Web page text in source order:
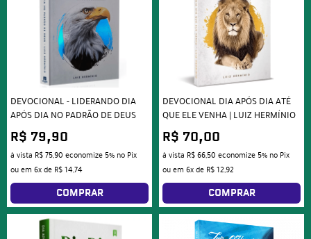
DEVOCIONAL - LIDERANDO DIA
APÓS DIA NO PADRÃO DE DEUS
R$ 79,90
à vista R$ 75,90 economize 5% no Pix
ou em 6xde R$ 14,74
COMPRAR
DEVOCIONAL DIA APÓS DIA ATÉ
QUE ELE VENHA | LUIZ HERMÍNIO
R$ 70,00
à vista R$ 66,50 economize 5% no Pix
ou em 6xde R$ 12,92
COMPRAR